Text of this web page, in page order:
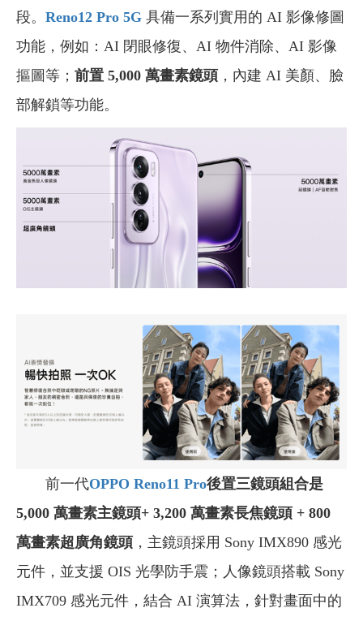
段。 Reno12 Pro 5G 具備一系列實用的 AI 影像修圖
功能，例如：AI 閉眼修復、AI 物件消除、AI 影像
摳圖等； 前置 5,000 萬畫素鏡頭 ，內建 AI 美顏、臉
部解鎖等功能。
前一代OPPO Reno11 Pro後置三鏡頭組合是
5,000 萬畫素主鏡頭+ 3,200 萬畫素長焦鏡頭 + 800
萬畫素超廣角鏡頭 ，主鏡頭採用 Sony IMX890 感光
元件，並支援 OIS 光學防手震；人像鏡頭搭載 Sony
IMX709 感光元件，結合 AI 演算法，針對畫面中的